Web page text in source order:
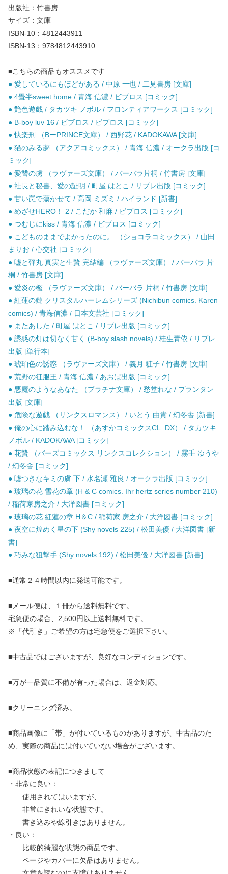
出版社：竹書房
サイズ：文庫
ISBN-10：4812443911
ISBN-13：9784812443910
■こちらの商品もオススメです
● 愛しているにもほどがある / 中原 一也 / 二見書房 [文庫]
● 4畳半sweet home / 青海 信濃 / ビブロス [コミック]
● 艶色遊戯 / タカツキ ノボル / フロンティアワークス [コミック]
● B-boy luv 16 / ビブロス / ビブロス [コミック]
● 快楽刑 （BーPRINCE文庫） / 西野花 / KADOKAWA [文庫]
● 猫のみる夢 （アクアコミックス） / 青海 信濃 / オークラ出版 [コ
ミック]
● 愛讐の虜 （ラヴァーズ文庫） / バーバラ片桐 / 竹書房 [文庫]
● 社長と秘書、愛の証明 / 町屋 はとこ / リブレ出版 [コミック]
● 甘い罠で蕩かせて / 高岡 ミズミ / ハイランド [新書]
● めざせHERO！ 2 / こだか 和麻 / ビブロス [コミック]
● つむじにkiss / 青海 信濃 / ビブロス [コミック]
● こどものままでよかったのに。 （ショコラコミックス） / 山田
まりお / 心交社 [コミック]
● 嘘と弾丸 真実と生贄 完結編 （ラヴァーズ文庫） / バーバラ 片
桐 / 竹書房 [文庫]
● 愛炎の檻 （ラヴァーズ文庫） / バーバラ 片桐 / 竹書房 [文庫]
● 紅蓮の鏈 クリスタルハーレムシリーズ (Nichibun comics. Karen
comics) / 青海信濃 / 日本文芸社 [コミック]
● またあした / 町屋 はとこ / リブレ出版 [コミック]
● 誘惑の灯は切なく甘く (B-boy slash novels) / 桂生青依 / リブレ
出版 [単行本]
● 琥珀色の誘惑 （ラヴァーズ文庫） / 義月 粧子 / 竹書房 [文庫]
● 荒野の征服王 / 青海 信濃 / あおば出版 [コミック]
● 悪魔のようなあなた （プラチナ文庫） / 愁堂れな / プランタン
出版 [文庫]
● 危険な遊戯 （リンクスロマンス） / いとう 由貴 / 幻冬舎 [新書]
● 俺の心に踏み込むな！ （あすかコミックスCL−DX） / タカツキ
ノボル / KADOKAWA [コミック]
● 花贄 （バーズコミックス リンクスコレクション） / 霧壬 ゆうや
/ 幻冬舎 [コミック]
● 嘘つきなキミの虜 下 / 水名瀬 雅良 / オークラ出版 [コミック]
● 玻璃の花 雪花の章 (H & C comics. Ihr hertz series number 210)
/ 稲荷家房之介 / 大洋図書 [コミック]
● 玻璃の花 紅蓮の章 H＆C / 稲荷家 房之介 / 大洋図書 [コミック]
● 夜空に煌めく星の下 (Shy novels 225) / 松田美優 / 大洋図書 [新
書]
● 巧みな狙撃手 (Shy novels 192) / 松田美優 / 大洋図書 [新書]
■通常２４時間以内に発送可能です。
■メール便は、１冊から送料無料です。
宅急便の場合、2,500円以上送料無料です。
※「代引き」ご希望の方は宅急便をご選択下さい。
■中古品ではございますが、良好なコンディションです。
■万が一品質に不備が有った場合は、返金対応。
■クリーニング済み。
■商品画像に「帯」が付いているものがありますが、中古品のた
め、実際の商品には付いていない場合がございます。
■商品状態の表記につきまして
・非常に良い：
使用されてはいますが、
非常にきれいな状態です。
書き込みや線引きはありません。
・良い：
比較的綺麗な状態の商品です。
ページやカバーに欠品はありません。